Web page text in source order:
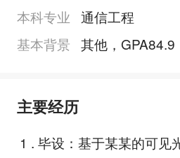
本科专业 通信工程
基本背景 其他，
主要经历
1 . 毕设：基于某某的可见